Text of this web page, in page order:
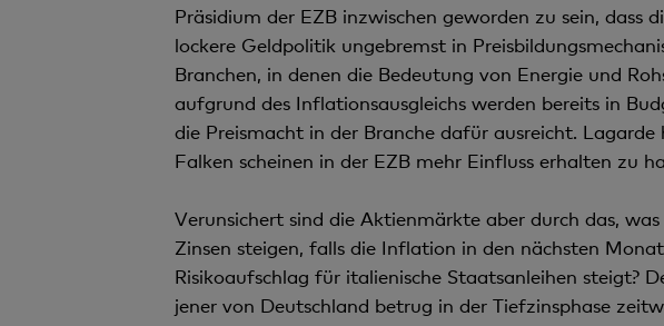
Präsidium der EZB inzwischen geworden zu sein, dass
lockere Geldpolitik ungebremst in
Branchen, in denen die Bedeutung von Energie und
aufgrund des Inflationsausgleichs werden bereits in
die Preismacht in der Branche dafür ausreicht.
Falken scheinen in der EZB mehr Einfluss erhalten zu
Verunsichert sind die Aktienmärkte aber durch das,
Zinsen steigen, falls die Inflation in den nächsten
Risikoaufschlag für italienische Staatsanleihen steigt?
jener von Deutschland betrug in der Tiefzinsphase